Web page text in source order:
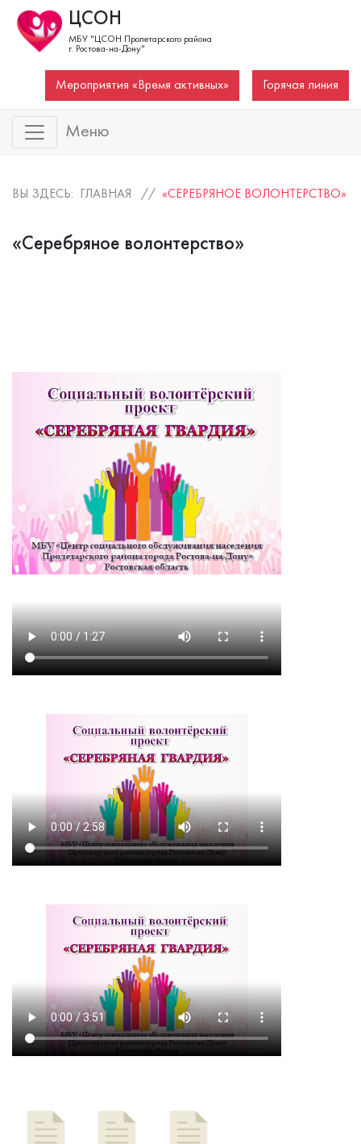
ЦСОН
МБУ "ЦСОН Пролетарского района
г. Ростова-на-Дону"
Мероприятия «Время активных» Горячая линия
Меню
ВЫ ЗДЕСЬ: ГЛАВНАЯ // «СЕРЕБРЯНОЕ ВОЛОНТЕРСТВО»
«Серебряное волонтерство»